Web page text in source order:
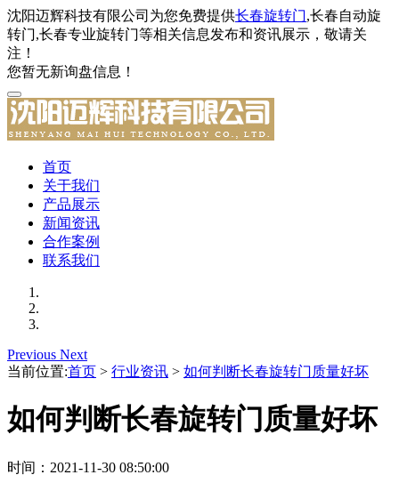
沈阳迈辉科技有限公司为您免费提供长春旋转门,长春自动旋
转门,长春专业旋转门等相关信息发布和资讯展示，敬请关
注！
您暂无新询盘信息！
首页
关于我们
产品展示
新闻资讯
合作案例
联系我们
Previous Next
当前位置:首页 > 行业资讯 > 如何判断长春旋转门质量好坏
如何判断长春旋转门质量好坏
时间：2021-11-30 08:50:00